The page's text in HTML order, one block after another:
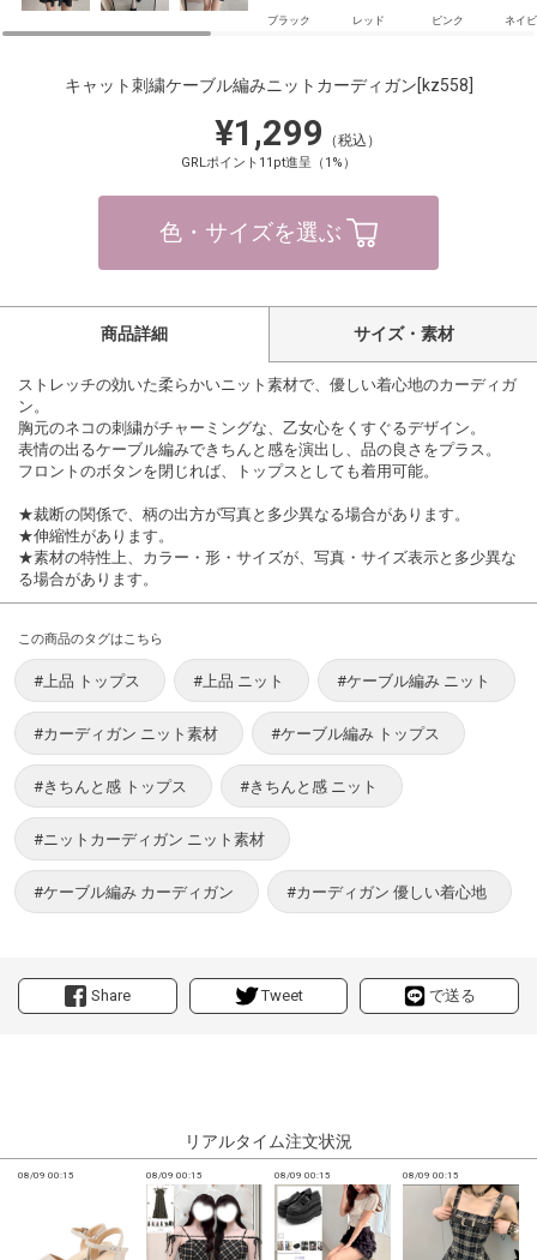
ブラック レッド ピンク ネイ
キャット刺繍ケーブル編みニットカーディガン[kz558]
¥1,299 （税込）
GRLポイント11pt進呈（1%）
色・サイズを選ぶ
Share Tweet で送る
商品詳細 サイズ・素材
ストレッチの効いた柔らかいニット素材で、優しい着心地のカーディガ
ン。
胸元のネコの刺繍がチャーミングな、乙女心をくすぐるデザイン。
表情の出るケーブル編みできちんと感を演出し、品の良さをプラス。
フロントのボタンを閉じれば、トップスとしても着用可能。
★裁断の関係で、柄の出方が写真と多少異なる場合があります。
★伸縮性があります。
★素材の特性上、カラー・形・サイズが、写真・サイズ表示と多少異な
る場合があります。
この商品のタグはこちら
#上品 トップス #上品 ニット #ケーブル編み ニット
#カーディガン ニット素材 #ケーブル編み トップス
#きちんと感 トップス #きちんと感 ニット
#ニットカーディガン ニット素材
#ケーブル編み カーディガン #カーディガン 優しい着心地
リアルタイム注文状況
08/09 00:15 08/09 00:15 08/09 00:15 08/09 00:15